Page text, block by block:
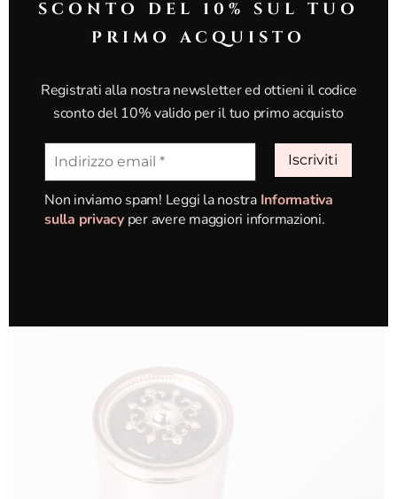
Impurità & Acne
SCONTO DEL 10% SUL TUO
PRIMO ACQUISTO
Registrati alla nostra newsletter ed ottieni il codice
sconto del 10% valido per il tuo primo acquisto
Non inviamo spam! Leggi la nostra Informativa
sulla privacyper avere maggiori informazioni.